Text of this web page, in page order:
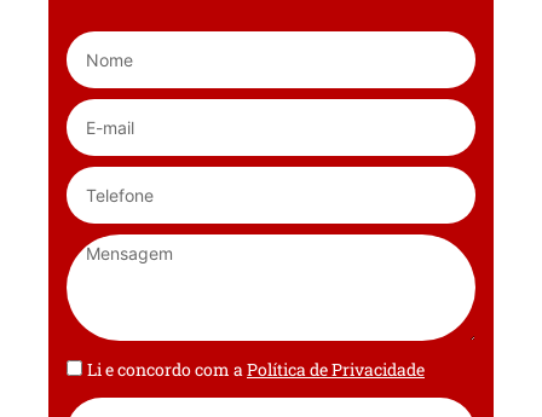
Li e concordo com aPolítica de Privacidade